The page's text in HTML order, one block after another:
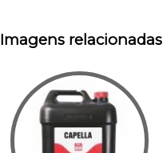
Imagens relacionadas